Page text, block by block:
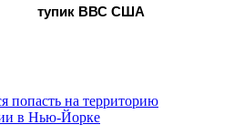
тупик ВВС США
попасть на территорию
в Нью-Йорке